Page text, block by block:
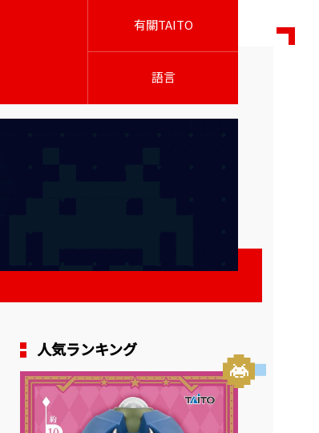
有關TAITO
語言
人気ランキング